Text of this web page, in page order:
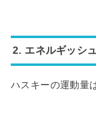
2. エネルギッシ
ハスキーの運動量